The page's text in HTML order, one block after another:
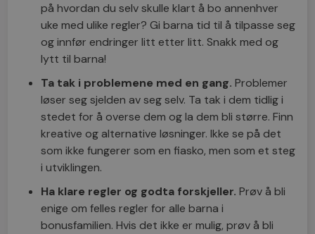
på hvordan du selv skulle klart å bo annenhver
uke med ulike regler? Gi barna tid til å tilpasse seg
og innfør endringer litt etter litt. Snakk med og
lytt til barna!
Ta tak i problemene med en gang. Problemer
løser seg sjelden av seg selv. Ta tak i dem tidlig i
stedet for å overse dem og la dem bli større. Finn
kreative og alternative løsninger. Ikke se på det
som ikke fungerer som en fiasko, men som et steg
i utviklingen.
Ha klare regler og godta forskjeller. Prøv å bli
enige om felles regler for alle barna i
bonusfamilien. Hvis det ikke er mulig, prøv å bli